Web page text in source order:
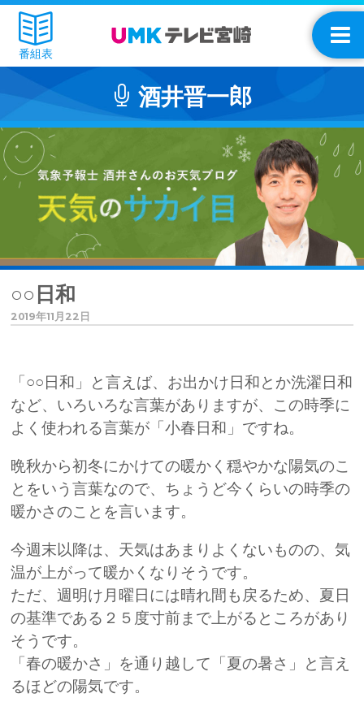
番組表
酒井晋一郎
○○日和
2019年11月22日
「○○日和」と言えば、お出かけ日和とか洗濯日和
など、いろいろな言葉がありますが、この時季に
よく使われる言葉が「小春日和」ですね。
晩秋から初冬にかけての暖かく穏やかな陽気のこ
とをいう言葉なので、ちょうど今くらいの時季の
暖かさのことを言います。
今週末以降は、天気はあまりよくないものの、気
温が上がって暖かくなりそうです。
ただ、週明け月曜日には晴れ間も戻るため、夏日
の基準である２５度寸前まで上がるところがあり
そうです。
「春の暖かさ」を通り越して「夏の暑さ」と言え
るほどの陽気です。